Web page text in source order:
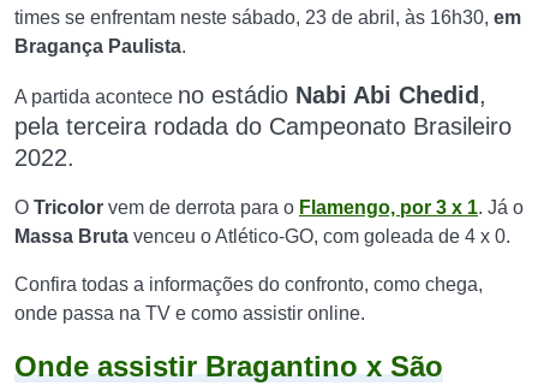
times se enfrentam neste sábado, 23 de abril, às 16h30, em
Bragança Paulista.
A partida acontece no estádio Nabi Abi Chedid ,
pela terceira rodada do Campeonato Brasileiro
2022.
O Tricolor vem de derrota para o Flamengo, por 3 x 1. Já o
Massa Bruta venceu o Atlético-GO, com goleada de 4 x 0.
Confira todas a informações do confronto, como chega,
onde passa na TV e como assistir online.
Onde assistir Bragantino x São